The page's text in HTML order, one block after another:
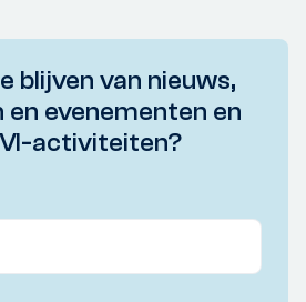
blijven van nieuws,
evenementen en
activiteiten?